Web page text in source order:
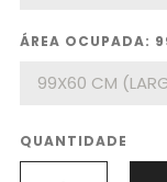
ÁREA OCUPADA:
QUANTIDADE